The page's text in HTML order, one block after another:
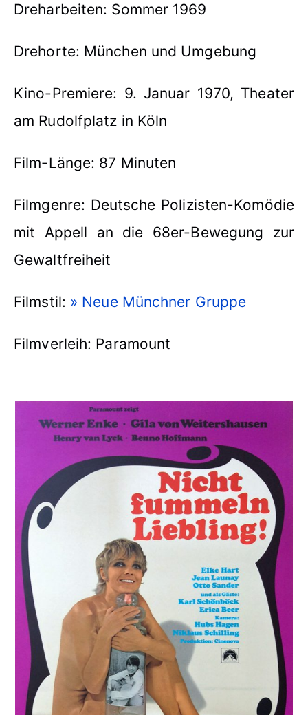
Dreharbeiten: Sommer 1969
Drehorte: München und Umgebung
Kino-Premiere: 9. Januar 1970, Theater
am Rudolfplatz in Köln
Film-Länge: 87 Minuten
Filmgenre: Deutsche Polizisten-Komödie
mit Appell an die 68er-Bewegung zur
Gewaltfreiheit
Filmstil: » Neue Münchner Gruppe
Filmverleih: Paramount